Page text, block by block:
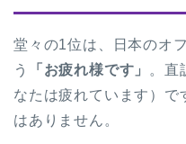
堂々の1位は、日本のオ
う
「お疲れ様です」
。直
なたは疲れています）で
はありません。